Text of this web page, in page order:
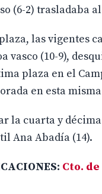
(6-2) trasladaba
las vigentes
vasco (10-9),
plaza en el
en esta
la cuarta y
Ana Abadía (14).
Cto.